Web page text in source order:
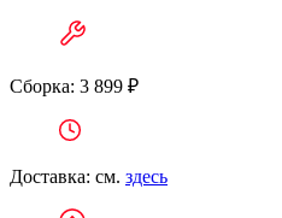
Сборка: 3 899 ₽
Доставка: см. здесь